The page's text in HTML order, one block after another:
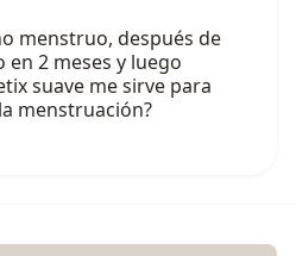
menstruo, después de
2 meses y luego
suave me sirve para
menstruación?